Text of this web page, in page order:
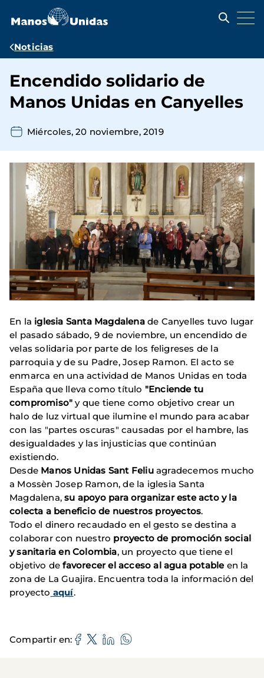
contenido
Ruta
navegación
Noticias
Encendido solidario de
Manos Unidas en Canyelles
Miércoles, 20 noviembre, 2019
En la iglesia Santa Magdalenade Canyelles tuvo lugar
el pasado sábado, 9 de noviembre, un encendido de
velas solidaria por parte de los feligreses de la
parroquia y de su Padre, Josep Ramon. El acto se
enmarca en una actividad de Manos Unidas en toda
España que lleva como título "Enciende tu
compromiso" y que tiene como objetivo crear un
halo de luz virtual que ilumine el mundo para acabar
con las "partes oscuras" causadas por el hambre, las
desigualdades y las injusticias que continúan
existiendo.
Desde Manos Unidas Sant Feliuagradecemos mucho
a Mossèn Josep Ramon, de la iglesia Santa
Magdalena,su apoyo para organizar este acto y la
colecta a beneficio de nuestros proyectos.
Todo el dinero recaudado en el gesto se destina a
colaborar con nuestro proyecto de promoción social
y sanitaria en Colombia, un proyecto que tiene el
objetivo defavorecer el acceso al agua potableen la
zona de La Guajira. Encuentra toda la información del
proyecto aquí.
Compartir en